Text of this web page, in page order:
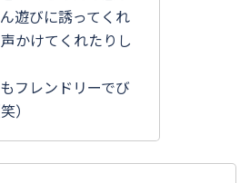
遊びに誘ってくれ
かけてくれたりし
フレンドリーでび
）